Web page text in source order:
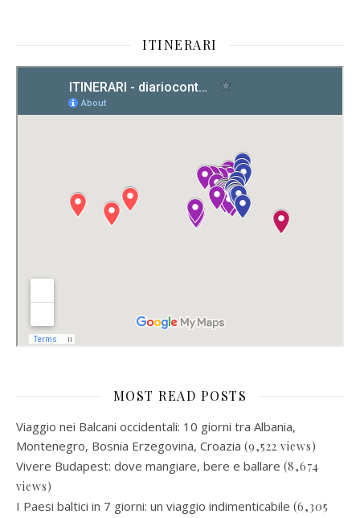
ITINERARI
MOST READ POSTS
Viaggio nei Balcani occidentali: 10 giorni tra Albania,
Montenegro, Bosnia Erzegovina, Croazia (9,522 views)
Vivere Budapest: dove mangiare, bere e ballare (8,674
views)
I Paesi baltici in 7 giorni: un viaggio indimenticabile (6,305